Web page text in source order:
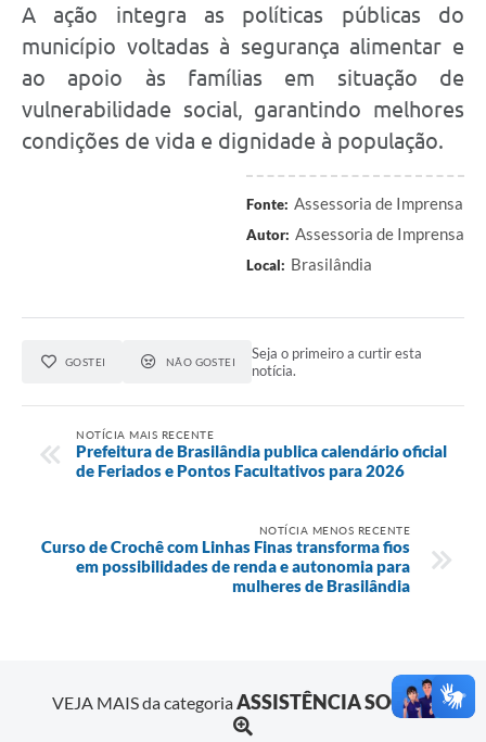
A ação integra as políticas públicas do
município voltadas à segurança alimentar e
ao apoio às famílias em situação de
vulnerabilidade social, garantindo melhores
condições de vida e dignidade à população.
Fonte: Assessoria de Imprensa
Autor: Assessoria de Imprensa
Local: Brasilândia
GOSTEI NÃO GOSTEI
Seja o primeiro a curtir esta
notícia.
NOTÍCIA MAIS RECENTE
Prefeitura de Brasilândia publica calendário oficial
de Feriados e Pontos Facultativos para 2026
NOTÍCIA MENOS RECENTE
Curso de Crochê com Linhas Finas transforma fios
em possibilidades de renda e autonomia para
mulheres de Brasilândia
VEJA MAIS da categoriaASSISTÊNCIA SOCIAL